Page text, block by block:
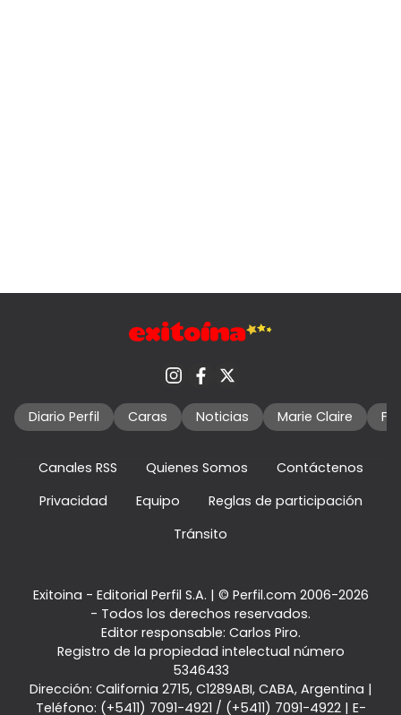
Diario Perfil Caras Noticias Marie Claire
Canales RSS Quienes Somos
Contáctenos
Privacidad
Equipo
Reglas de participación
Tránsito
Exitoina - Editorial Perfil S.A. | © Perfil.com 2006-2026
- Todos los derechos reservados.
Editor responsable: Carlos Piro.
Registro de la propiedad intelectual número
5346433
Dirección: California 2715, C1289ABI, CABA, Argentina |
Teléfono: (+5411) 7091-4921 / (+5411) 7091-4922| E-